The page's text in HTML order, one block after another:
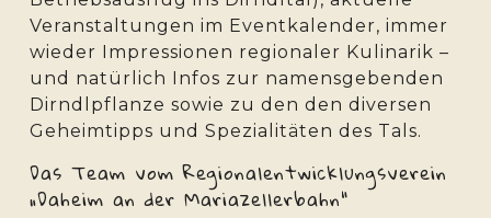
Veranstaltungen im Eventkalender, immer
wieder Impressionen regionaler Kulinarik –
und natürlich Infos zur namensgebenden
Dirndlpflanze sowie zu den den diversen
Geheimtipps und Spezialitäten des Tals.
Das Team vom Regionalentwicklungsverein
„Daheim an der Mariazellerbahn“